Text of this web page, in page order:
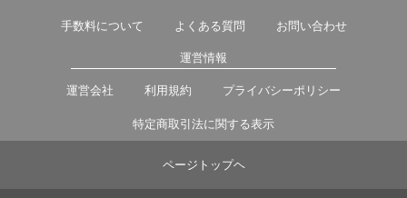
手数料について よくある質問 お問い合わせ
運営情報
運営会社 利用規約 プライバシーポリシー
特定商取引法に関する表示
ページトップヘ